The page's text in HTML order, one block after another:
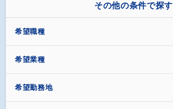
その他の条件で探す
希望職種
希望業種
希望勤務地